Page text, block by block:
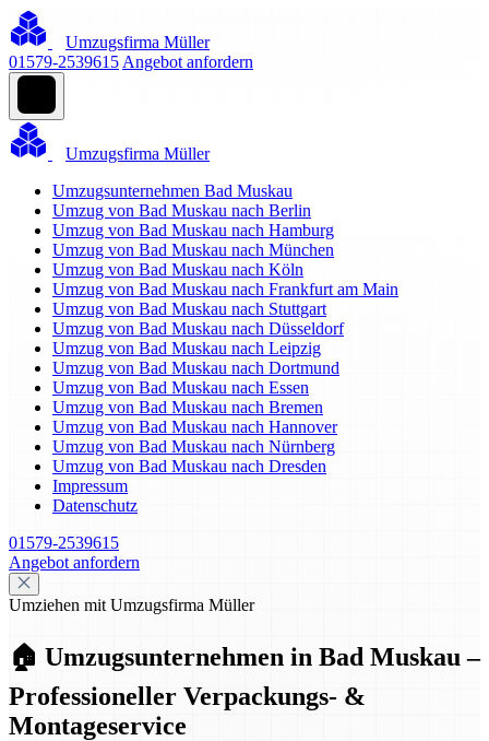
Umzugsfirma Müller
01579-2539615 Angebot anfordern
Umzugsfirma Müller
Umzugsunternehmen Bad Muskau
Umzug von Bad Muskau nach Berlin
Umzug von Bad Muskau nach Hamburg
Umzug von Bad Muskau nach München
Umzug von Bad Muskau nach Köln
Umzug von Bad Muskau nach Frankfurt am Main
Umzug von Bad Muskau nach Stuttgart
Umzug von Bad Muskau nach Düsseldorf
Umzug von Bad Muskau nach Leipzig
Umzug von Bad Muskau nach Dortmund
Umzug von Bad Muskau nach Essen
Umzug von Bad Muskau nach Bremen
Umzug von Bad Muskau nach Hannover
Umzug von Bad Muskau nach Nürnberg
Umzug von Bad Muskau nach Dresden
Impressum
Datenschutz
01579-2539615
Angebot anfordern
Umziehen mit Umzugsfirma Müller
🏠 Umzugsunternehmen in Bad Muskau –
Professioneller Verpackungs- &
Montageservice